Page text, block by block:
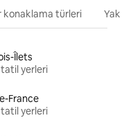
konaklama türleri
Îlets
tatil yerleri
France
tatil yerleri